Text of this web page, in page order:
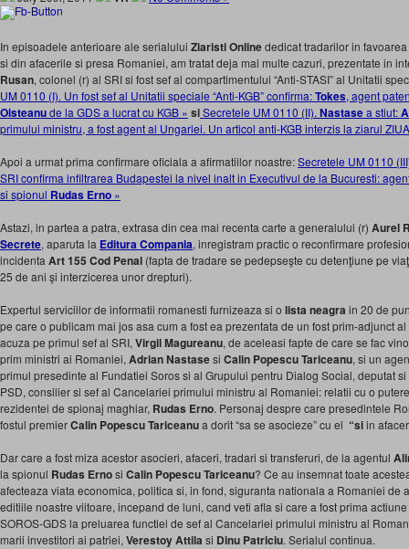
In episoadele anterioare ale serialului Ziaristi Onlinededicat tradarilor in
si din afacerile si presa Romaniei, am tratat deja mai multe cazuri, prezentate in
Rusan, colonel (r) al SRI si fost sef al compartimentului “Anti-STASI” al Unitatii
UM 0110 (I). Un fost sef al Unitatii speciale “Anti-KGB” confirma:Tokes, agent
Oisteanude la GDS a lucrat cu KGB » siSecretele UM 0110 (II). Nastasea stiut:
primului ministru, a fost agent al Ungariei. Un articol anti-KGB interzis la ziarul
Apoi a urmat prima confirmare oficiala a afirmatiilor noastre:Secretele UM 0110
SRI confirma infiltrarea Budapestei la nivel inalt in Executivul de la Bucuresti:
si spionul Rudas Erno »
Astazi, in partea a patra, extrasa din cea mai recenta carte a generalului (r) Aurel
Secrete, aparuta la Editura Compania, inregistram practic o reconfirmare
incidenta Art 155 Cod Penal (fapta de tradare se pedepseşte cu detenţiune pe
25 de ani şi interzicerea unor drepturi).
Expertul serviciilor de informatii romanesti furnizeaza si o lista neagra in 20 de
pe care o publicam mai jos asa cum a fost ea prezentata de un fost prim-adjunct
acuza pe primul sef al SRI, Virgil Magureanu, de aceleasi fapte de care se fac
prim ministri ai Romaniei, Adrian Nastasesi Calin Popescu Tariceanu, si un
primul presedinte al Fundatiei Soros si al Grupului pentru Dialog Social, deputat
PSD, consilier si sef al Cancelariei primului ministru al Romaniei: relatii cu o
rezidentei de spionaj maghiar, Rudas Erno. Personaj despre care presedintele
fostul premierCalin Popescu Tariceanua dorit “sa se asocieze” cu el “siin
Dar care a fost miza acestor asocieri, afaceri, tradari si transferuri, de la agentul
la spionul Rudas Ernosi Calin Popescu Tariceanu? Ce au insemnat toate
afecteaza viata economica, politica si, in fond, siguranta nationala a Romaniei de
editiile noastre viitoare, incepand de luni, cand veti afla si care a fost prima
SOROS-GDS la preluarea functiei de sef al Cancelariei primului ministru al
marii investitori ai patriei, Verestoy Attila si Dinu Patriciu. Serialul continua.